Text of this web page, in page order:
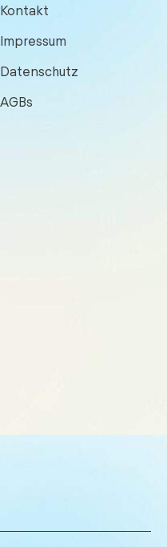
Kontakt
Impressum
Datenschutz
AGBs